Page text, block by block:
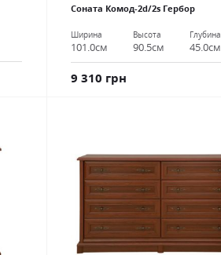
Соната Комод-2d/2s Гербор
Ширина
101.0см
Высота
90.5см
Глубина
45.0см
9 310 грн